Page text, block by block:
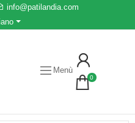
info@patilandia.com
Menù
0